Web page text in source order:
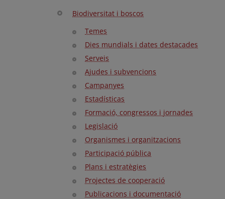
Biodiversitat i boscos
Temes
Dies mundials i dates destacades
Serveis
Ajudes i subvencions
Campanyes
Estadísticas
Formació, congressos i jornades
Legislació
Organismes i organitzacions
Participació pública
Plans i estratègies
Projectes de cooperació
Publicacions i documentació